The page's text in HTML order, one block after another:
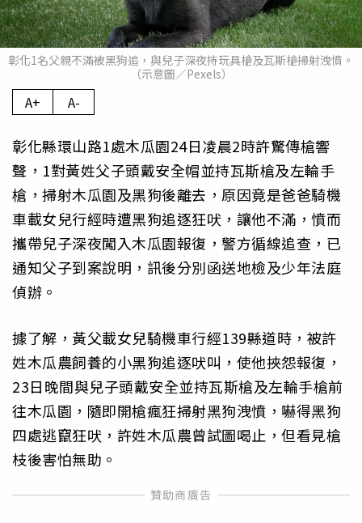
彰化1名父親不滿被黑狗追，與兒子深夜持玩具槍及瓦斯槍掃射洩憤。
（示意圖／Pexels）
A+ A-
彰化縣環山路1處木瓜園24日凌晨2時許驚傳槍響
聲，1對黃姓父子頭戴安全帽並持瓦斯槍及左輪手
槍，掃射木瓜園及黑狗後離去，原因竟是爸爸騎機
車載女兒行經時遭黑狗追逐狂吠，讓他不滿，憤而
攜帶兒子深夜闖入木瓜園報復，警方循線追查，已
通知父子到案說明，訊後分別函送地檢及少年法庭
偵辦。
據了解，黃父載女兒騎機車行經139縣道時，被許
姓木瓜農飼養的小黑狗追逐吠叫，使他挾怨報復，
23日晚間與兒子頭戴安全並持瓦斯槍及左輪手槍前
往木瓜園，隨即開槍瘋狂掃射黑狗洩憤，嚇得黑狗
四處逃竄狂吠，許姓木瓜農曾試圖喝止，但看見槍
枝後害怕無助。